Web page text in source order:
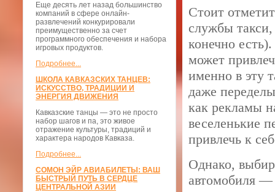
Еще десять лет назад большинство
компаний в сфере онлайн-
развлечений конкурировали
преимущественно за счет
программного обеспечения и набора
игровых продуктов.
Подробнее...
ШКОЛА КАВКАЗСКИХ ТАНЦЕВ:
ИСКУССТВО, ТРАДИЦИИ И
ЭНЕРГИЯ ДВИЖЕНИЯ
Кавказские танцы — это не просто
набор шагов и па, это живое
отражение культуры, традиций и
характера народов Кавказа.
Подробнее...
СОМОН ЭЙР АВИАБИЛЕТЫ: ВАШ
БЫСТРЫЙ ПУТЬ В СЕРДЦЕ
ЦЕНТРАЛЬНОЙ АЗИИ
Стоит
службы
конечно
может
именно в эту
даже
как рекламы
веселенькие
привлечь к
Однако,
автомобиля —